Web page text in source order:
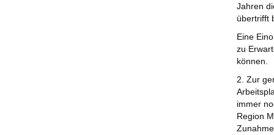
Jahren
übertrifft
Eine
zu
können.
2. Zur
immer
Region